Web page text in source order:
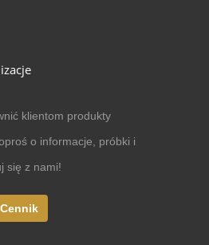
klientom produkty
o informacje, próbki i
się z nami!